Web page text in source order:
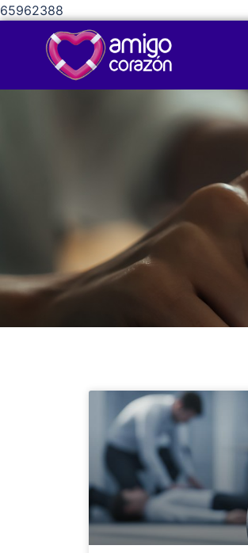
65962388